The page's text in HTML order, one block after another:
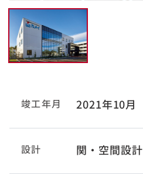
竣工年月 2021年10月
設計 関・空間設計